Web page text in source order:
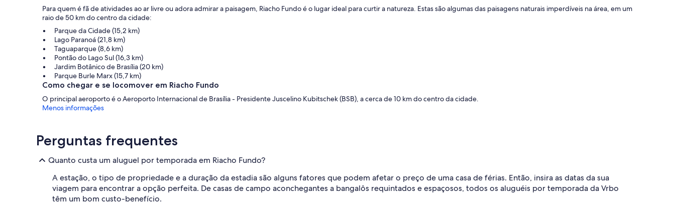
Para quem é fã de atividades ao ar livre ou adora admirar a paisagem, Riacho Fundo é o lugar ideal para curtir a natureza. Estas são algumas das paisagens naturais imperdíveis na área, em um
raio de 50 km do centro da cidade:
Parque da Cidade (15,2 km)
Lago Paranoá (21,8 km)
Taguaparque (8,6 km)
Pontão do Lago Sul (16,3 km)
Jardim Botânico de Brasília (20 km)
Parque Burle Marx (15,7 km)
Como chegar e se locomover em Riacho Fundo
O principal aeroporto é o Aeroporto Internacional de Brasília - Presidente Juscelino Kubitschek (BSB), a cerca de 10 km do centro da cidade.
Menos informações
Perguntas frequentes
Quanto custa um aluguel por temporada em Riacho Fundo?
A estação, o tipo de propriedade e a duração da estadia são alguns fatores que podem afetar o preço de uma casa de férias. Então, insira as datas da sua
viagem para encontrar a opção perfeita. De casas de campo aconchegantes a bangalôs requintados e espaçosos, todos os aluguéis por temporada da Vrbo
têm um bom custo-benefício.